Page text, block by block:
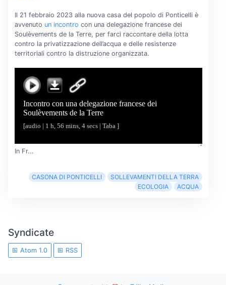
Il 21 febbraio 2023 alla nuova casa del popolo di Ponticelli è
avvenuto un incontro con una delegazione francese dei
Soulèvements de la Terre, per farci raccontare della lotta
contro la privatizzazione dell’acqua e delle resistenze
territoriali contro la distruzione organizzata.
In Fr...
CASONA DI PONTICELLI
SOLLEVAMENTI DELLA TERRA
ECOLOGIA
ACQUA
Syndicate
Atom 1.0 RSS